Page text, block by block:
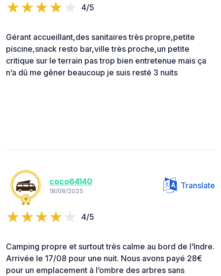
4/5
Gérant accueillant,des sanitaires très propre,petite
piscine,snack resto bar,ville très proche,un petite
critique sur le terrain pas trop bien entretenue mais ça
n’a dû me gêner beaucoup je suis resté 3 nuits
coco64140
18/08/2025
Translate
4/5
Camping propre et surtout très calme au bord de l’Indre.
Arrivée le 17/08 pour une nuit. Nous avons payé 28€
pour un emplacement à l’ombre des arbres sans